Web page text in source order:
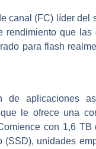
canal (FC) líder del
rendimiento que las
para flash
aplicaciones
le ofrece una
con 1,6 TB
unidades